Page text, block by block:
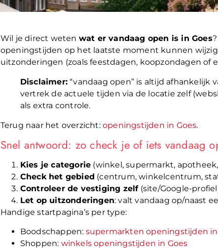
Wil je direct weten wat er vandaag open is in Goes
openingstijden op het laatste moment kunnen
uitzonderingen (zoals feestdagen, koopzondagen of
Disclaimer:“vandaag open” is altijd afhankelijk
vertrek de actuele tijden via de locatie zelf
als extra controle.
Terug naar het overzicht: openingstijden in Goes.
Snel antwoord: zo check je of iets vandaag
Kies je categorie (winkel, supermarkt,
Check het gebied (centrum, winkelcentrum,
Controleer de vestiging zelf(site/Google-
Let op uitzonderingen: valt vandaag op/naast
Handige startpagina’s per type:
Boodschappen: supermarkten openingstijden in
Shoppen: winkels openingstijden in Goes